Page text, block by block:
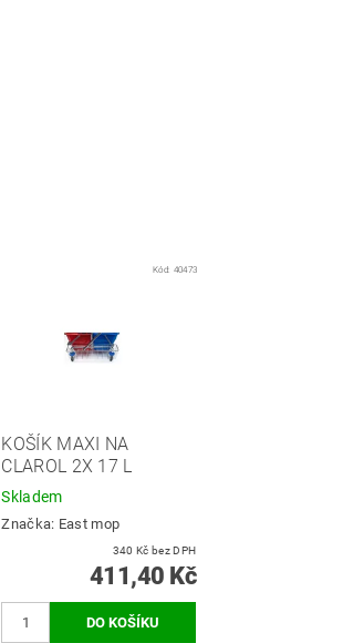
Kód: 40473
KOŠÍK MAXI NA
CLAROL 2X 17 L
Skladem
Značka: East mop
340 Kč bez DPH
411,40 Kč